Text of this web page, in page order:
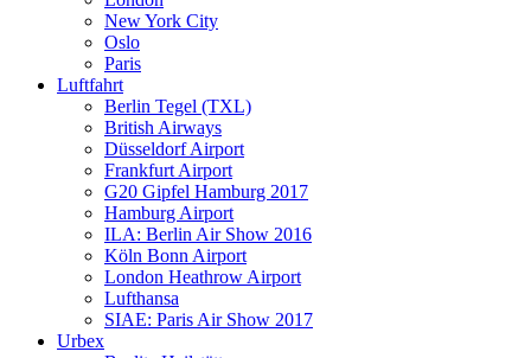
New York City
Oslo
Paris
Luftfahrt
Berlin Tegel (TXL)
British Airways
Düsseldorf Airport
Frankfurt Airport
G20 Gipfel Hamburg 2017
Hamburg Airport
ILA: Berlin Air Show 2016
Köln Bonn Airport
London Heathrow Airport
Lufthansa
SIAE: Paris Air Show 2017
Urbex